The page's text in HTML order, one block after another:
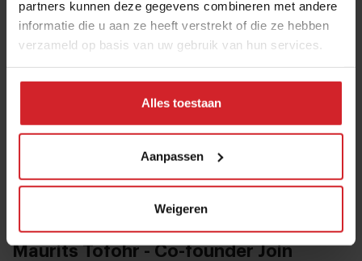
partners kunnen deze gegevens combineren met andere
informatie die u aan ze heeft verstrekt of die ze hebben
verzameld op basis van uw gebruik van hun services.
Alles toestaan
Aanpassen
Weigeren
Leon Meijer - Wethouder Food
Gemeente Ede
voedselbeleid in Nederland op de kaart helpen zetten.
Hij verbindt daarbij voedselregio’s met elkaar. Het
afgelopen jaar heeft hij zich hard gemaakt voor meer
gemeentelijke bevoegdheden om gezonde
tomeloze inzet voor een eerlijker, gezonder en
duurzamer voedselsysteem.
Maurits Tofohr - Co-founder Join